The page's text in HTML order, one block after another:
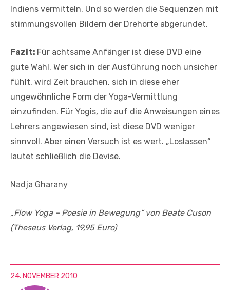
Indiens vermitteln. Und so werden die Sequenzen mit
stimmungsvollen Bildern der Drehorte abgerundet.
Fazit: Für achtsame Anfänger ist diese DVD eine
gute Wahl. Wer sich in der Ausführung noch unsicher
fühlt, wird Zeit brauchen, sich in diese eher
ungewöhnliche Form der Yoga-Vermittlung
einzufinden. Für Yogis, die auf die Anweisungen eines
Lehrers angewiesen sind, ist diese DVD weniger
sinnvoll. Aber einen Versuch ist es wert. „Loslassen“
lautet schließlich die Devise.
Nadja Gharany
„Flow Yoga – Poesie in Bewegung“ von Beate Cuson
(Theseus Verlag, 19,95 Euro)
24. NOVEMBER 2010